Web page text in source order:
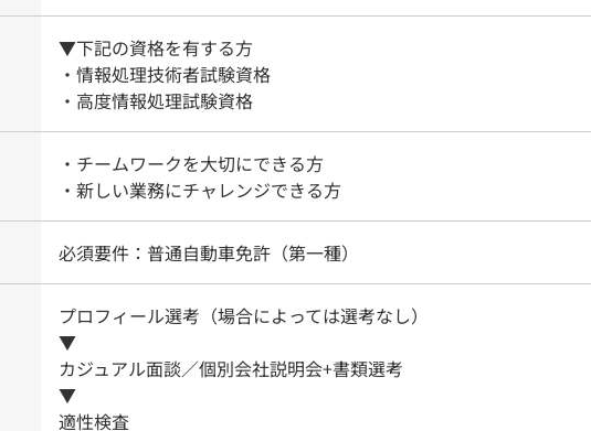
▼下記の資格を有する方
・情報処理技術者試験資格
・高度情報処理試験資格
・チームワークを大切にできる方
・新しい業務にチャレンジできる方
必須要件：普通自動車免許（第一種）
プロフィール選考（場合によっては選考なし）
▼
カジュアル面談／個別会社説明会+書類選考
▼
適性検査